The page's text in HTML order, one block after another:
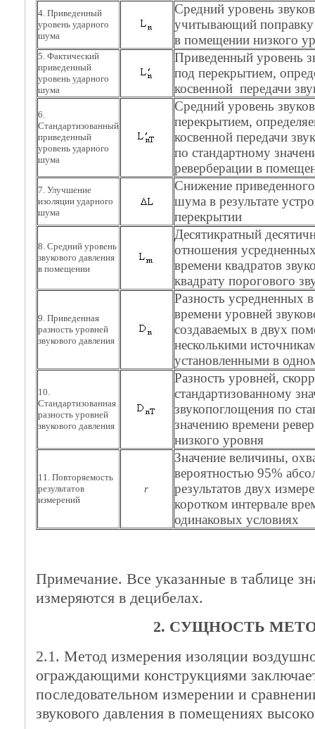
4. Приведенный
уровень ударного
шума
Средний уровень
учитывающий поправку
в помещении низкого
5. Фактический
приведенный
уровень ударного
шума
Приведенный уровень
под перекрытием,
косвенной передачи
6.
Стандартизованный
приведенный
уровень ударного
шума
Средний уровень
перекрытием,
косвенной передачи
по стандартному
реверберации в
7. Улучшение
изоляции ударного
шума
Снижение
шума в результате
перекрытии
8. Средний уровень
звукового давления
в помещении
Десятикратный
отношения
времени квадратов
квадрату порогового
9. Приведенная
разность уровней
звукового давления
Разность усредненных
времени уровней
создаваемых в двух
несколькими
установленными в
10.
Стандартизованная
разность уровней
звукового давления
Разность уровней,
стандартизованному
звукопоглощения по
значению времени
низкого уровня
11. Повторяемость
результатов
измерений
r
Значение величины,
вероятностью 95%
результатов двух
коротком интервале
одинаковых условиях
Примечание. Все указанные в таблице
измеряются в децибелах.
2. СУЩНОСТЬ
2.1. Метод измерения изоляции
ограждающими конструкциями
последовательном измерении и
звукового давления в помещениях